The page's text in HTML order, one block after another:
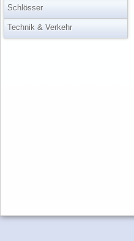
Schlösser
Technik & Verkehr